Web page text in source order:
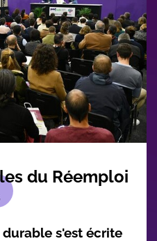
du Réemploi
s'est écrite